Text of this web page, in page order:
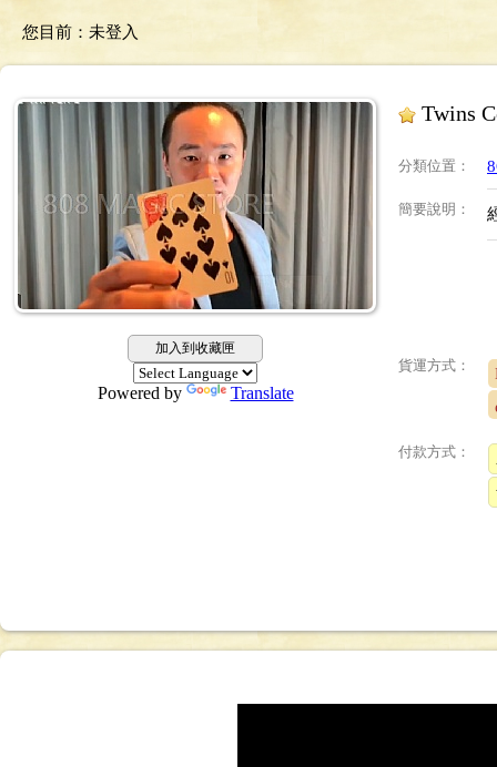
您目前： 未登入
加入到收藏匣
Powered by Translate
Twins
分類位置 ：
簡要說明 ：
貨運方式：
付款方式：